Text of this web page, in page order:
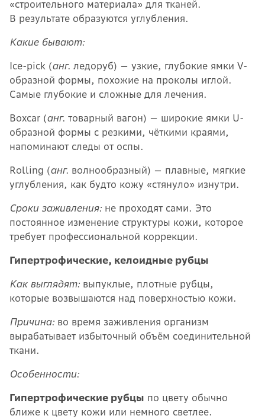
«строительного материала» для тканей.
В результате образуются углубления.
Какие бывают:
Ice-pick (анг. ледоруб) — узкие, глубокие ямки V-
образной формы, похожие на проколы иглой.
Самые глубокие и сложные для лечения.
Boxcar (анг. товарный вагон) — широкие ямки U-
образной формы с резкими, чёткими краями,
напоминают следы от оспы.
Rolling (анг. волнообразный) — плавные, мягкие
углубления, как будто кожу «стянуло» изнутри.
Сроки заживления: не проходят сами. Это
постоянное изменение структуры кожи, которое
требует профессиональной коррекции.
Гипертрофические, келоидные рубцы
Как выглядят: выпуклые, плотные рубцы,
которые возвышаются над поверхностью кожи.
Причина: во время заживления организм
вырабатывает избыточный объём соединительной
ткани.
Особенности:
Гипертрофические рубцы по цвету обычно
ближе к цвету кожи или немного светлее.